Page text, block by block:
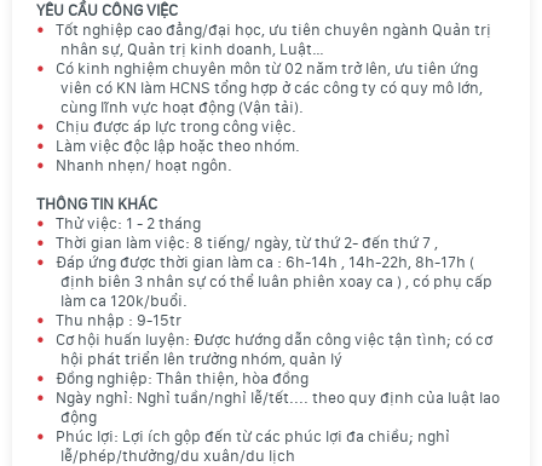
YÊU CẦU CÔNG VIỆC
Tốt nghiệp cao đẳng/đại học, ưu tiên chuyên ngành Quản trị
nhân sự, Quản trị kinh doanh, Luật…
Có kinh nghiệm chuyên môn từ 02 năm trở lên, ưu tiên ứng
viên có KN làm HCNS tổng hợp ở các công ty có quy mô lớn,
cùng lĩnh vực hoạt động (Vận tải).
Chịu được áp lực trong công việc.
Làm việc độc lập hoặc theo nhóm.
Nhanh nhẹn/ hoạt ngôn.
THÔNG TIN KHÁC
Thử việc: 1 - 2 tháng
Thời gian làm việc: 8 tiếng/ ngày, từ thứ 2- đến thứ 7 ,
Đáp ứng được thời gian làm ca : 6h-14h , 14h-22h, 8h-17h (
định biên 3 nhân sự có thể luân phiên xoay ca ) , có phụ cấp
làm ca 120k/buổi.
Thu nhập : 9-15tr
Cơ hội huấn luyện: Được hướng dẫn công việc tận tình; có cơ
hội phát triển lên trưởng nhóm, quản lý
Đồng nghiệp: Thân thiện, hòa đồng
Ngày nghỉ: Nghỉ tuần/nghỉ lễ/tết.... theo quy định của luật lao
động
Phúc lợi: Lợi ích gộp đến từ các phúc lợi đa chiều; nghỉ
lễ/phép/thưởng/du xuân/du lịch